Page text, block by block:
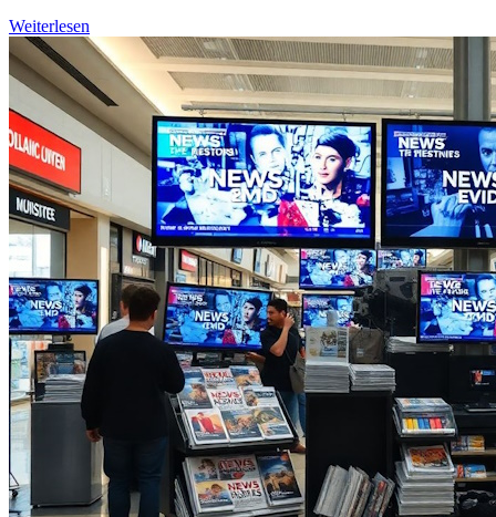
Weiterlesen